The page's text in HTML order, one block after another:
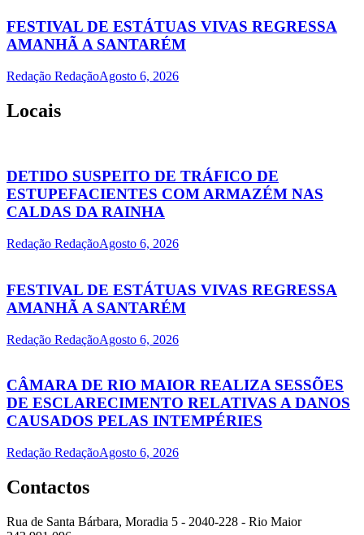
FESTIVAL DE ESTÁTUAS VIVAS REGRESSA
AMANHÃ A SANTARÉM
Redação RedaçãoAgosto 6, 2026
Locais
DETIDO SUSPEITO DE TRÁFICO DE
ESTUPEFACIENTES COM ARMAZÉM NAS
CALDAS DA RAINHA
Redação RedaçãoAgosto 6, 2026
FESTIVAL DE ESTÁTUAS VIVAS REGRESSA
AMANHÃ A SANTARÉM
Redação RedaçãoAgosto 6, 2026
CÂMARA DE RIO MAIOR REALIZA SESSÕES
DE ESCLARECIMENTO RELATIVAS A DANOS
CAUSADOS PELAS INTEMPÉRIES
Redação RedaçãoAgosto 6, 2026
Contactos
Rua de Santa Bárbara, Moradia 5 - 2040-228 - Rio Maior